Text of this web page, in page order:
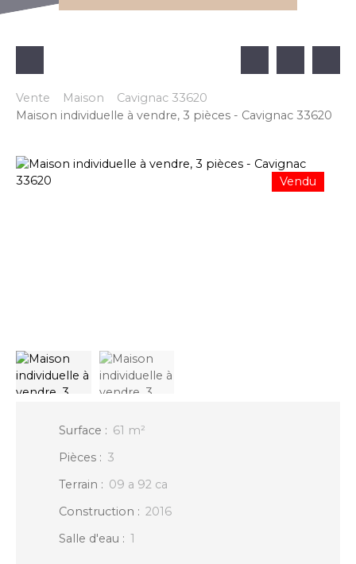
Vente Maison
Cavignac 33620
Maison individuelle à vendre, 3 pièces - Cavignac 33620
Vendu
Surface : 61 m²
Pièces : 3
Terrain : 09 a 92 ca
Construction : 2016
Salle d'eau : 1